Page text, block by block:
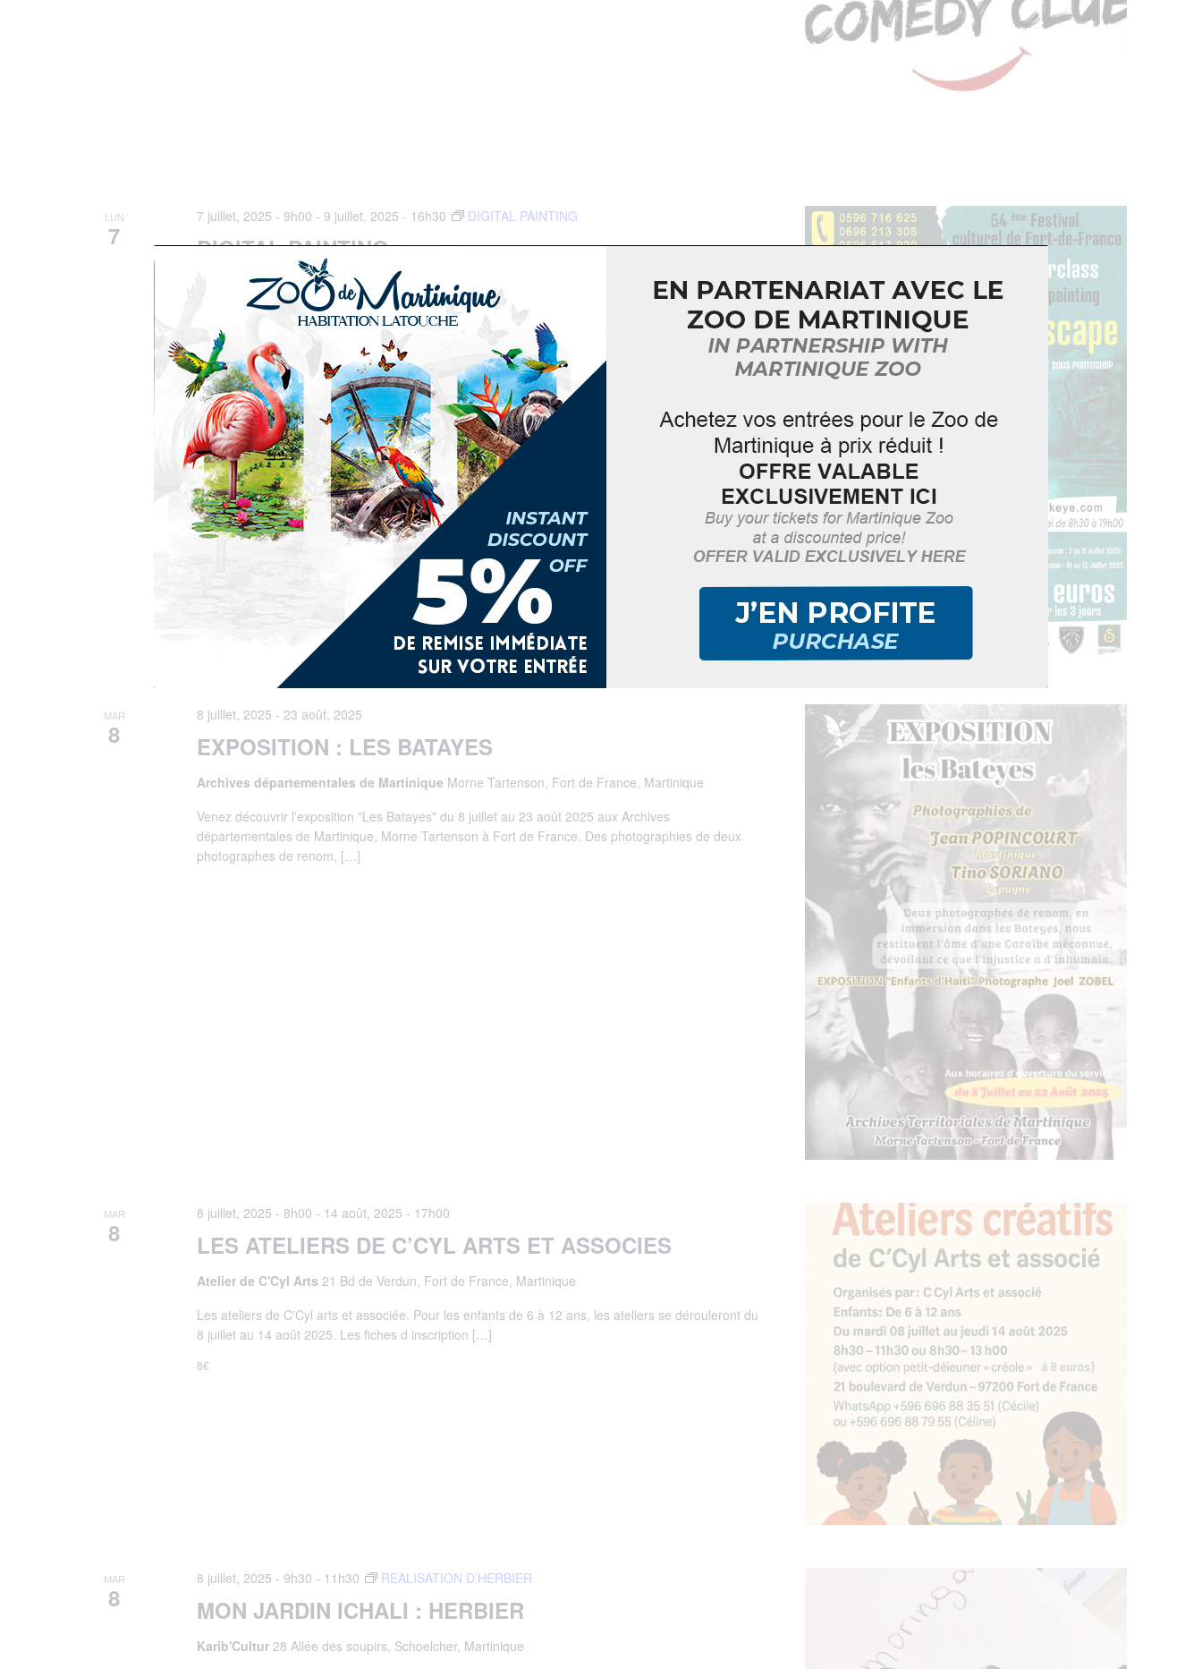
LUN
7 DIGITAL PAINTING
7 juillet, 2025 - 9h00 - 9 juillet, 2025 - 16h30 DIGITAL PAINTING
Atelier du SermacSermac, Fort de France, Martinique
Du 7 au 12 juillet 2025 de 9h à 12h et 14h à 16h30. Apprenez à réaliser de magnifiques paysages
urbains et ruraux avec l'application Photoshop dans les ateliers du […]
80€
MAR
8 EXPOSITION : LES BATAYES
8 juillet, 2025 - 23 août, 2025
Archives départementales de Martinique Morne Tartenson, Fort de France, Martinique
Venez découvrir l'exposition "Les Batayes" du 8 juillet au 23 août 2025 aux Archives
départementales de Martinique, Morne Tartenson à Fort de France. Des photographies de deux
photographes de renom, […]
MAR
8 LES ATELIERS DE C’CYL ARTS ET ASSOCIES
8 juillet, 2025 - 8h00 - 14 août, 2025 - 17h00
Atelier de C'Cyl Arts 21 Bd de Verdun, Fort de France, Martinique
Les ateliers de C'Cyl arts et associée. Pour les enfants de 6 à 12 ans, les ateliers se dérouleront du
8 juillet au 14 août 2025. Les fiches d inscription […]
8€
MAR
8 MON JARDIN ICHALI : HERBIER
8 juillet, 2025 - 9h30 - 11h30 REALISATION D’HERBIER
Karib'Cultur 28 Allée des soupirs, Schoelcher, Martinique